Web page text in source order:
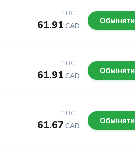
1 LTC =
61.91 CAD
Обміняти
1 LTC =
61.91 CAD
Обміняти
1 LTC =
61.67 CAD
Обміняти